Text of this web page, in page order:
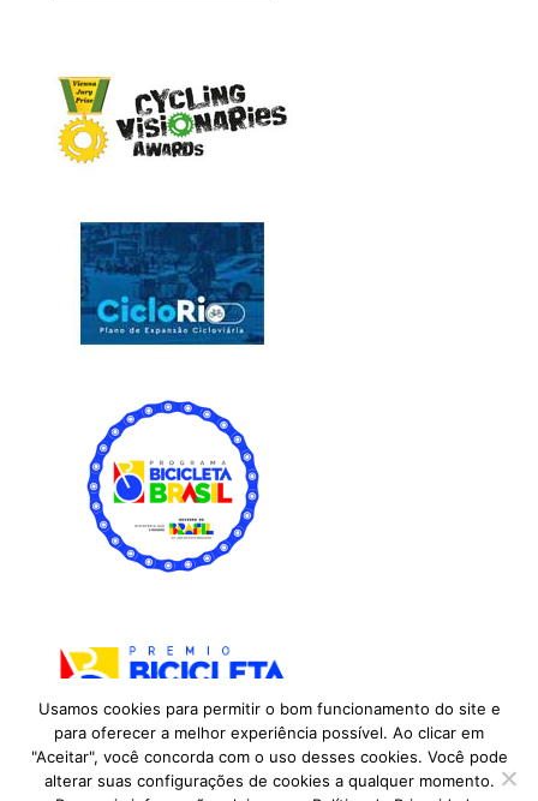
Usamos cookies para permitir o bom funcionamento do site e
para oferecer a melhor experiência possível. Ao clicar em
"Aceitar", você concorda com o uso desses cookies. Você pode
alterar suas configurações de cookies a qualquer momento.